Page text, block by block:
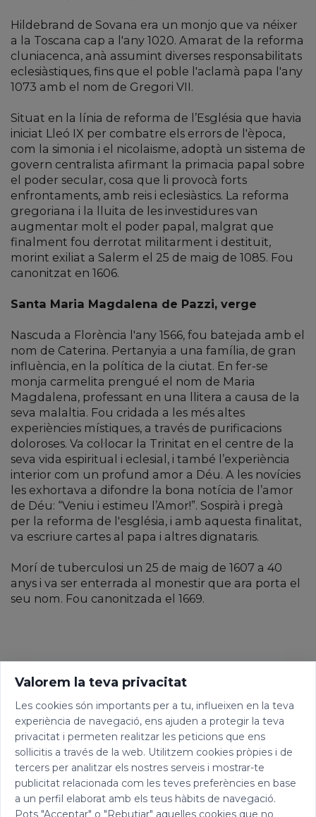
Hildebrand de Sovana era un monjo que va néixer
a la Toscana cap a l'any 1020. Amarat de la reforma
cluniacenca, anà assumint diverses responsabilitats
eclesiàstiques, fins que el poble l'aclamà papa l'any
1073 amb el nom de Gregori VII.
Situat en la línia de reforma de l’Església que havia
iniciat Lleó IX per combatre els errors de l'època,
com la simonia i el nicolaisme, adoptà un sistema de
govern centralista afirmant la primacia papal sobre
el poder secular, cosa que li provocà forts
enfrontaments, amb reis i eclesiàstics. La reforma
gregoriana i la lluita de les investidures van
augmentar molt el poder papal, malgrat que
finalment fou derrotat militarment i destituït,
morint exiliat a Salerm el 25 de maig de 1085. Fou
canonitzat en 1606.
Santa Maria Magdalena de Pazzi, verge
Nascuda a Florència l'any 1566, fou batejada amb el
nom de Caterina. Pertanyia a una família, de gran
influència, en la política de la ciutat. En fer-se
monja carmelita prengué el nom de Maria
Magdalena, professant en una llitera a causa de la
seva malaltia. Fou cridada a les més altes
experiències místiques, a través de purificacions
doloroses. Va col·locar la Trinitat en el centre de la
seva vida espiritual i eclesial, i també l’experiència
interior com un profund amor a Déu. A les novícies
les exhortava a difondre la bona notícia de l’amor
de Déu: “Veniu i estimeu l’Amor!”. Sospirà i pregà
per la reforma de l'església, i amb aquesta finalitat,
va escriure cartes al papa i altres dignataris.
Morí de tuberculosi un 25 de maig de 1607 a 40
anys i va ser enterrada al monestir que ara porta el
seu nom. Fou canonitzada el 1669.
Valorem la teva privacitat
Les cookies són importants per a tu, influeixen en la teva
experiència de navegació, ens ajuden a protegir la teva
privacitat i permeten realitzar les peticions que ens
sol·licitis a través de la web. Utilitzem cookies pròpies i de
tercers per analitzar els nostres serveis i mostrar-te
publicitat relacionada com les teves preferències en base
a un perfil elaborat amb els teus hàbits de navegació.
Pots "Acceptar" o "Rebutjar" aquelles cookies que no